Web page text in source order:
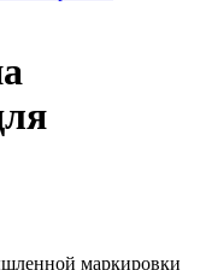
маркировки